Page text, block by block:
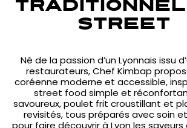
street
Né de la passion d’un Lyonnais issu
restaurateurs, Chef Kimbap
coréenne moderne et accessible,
street food simple et
savoureux, poulet frit croustillant et
revisités, tous préparés avec soin
pour faire découvrir à Lyon les